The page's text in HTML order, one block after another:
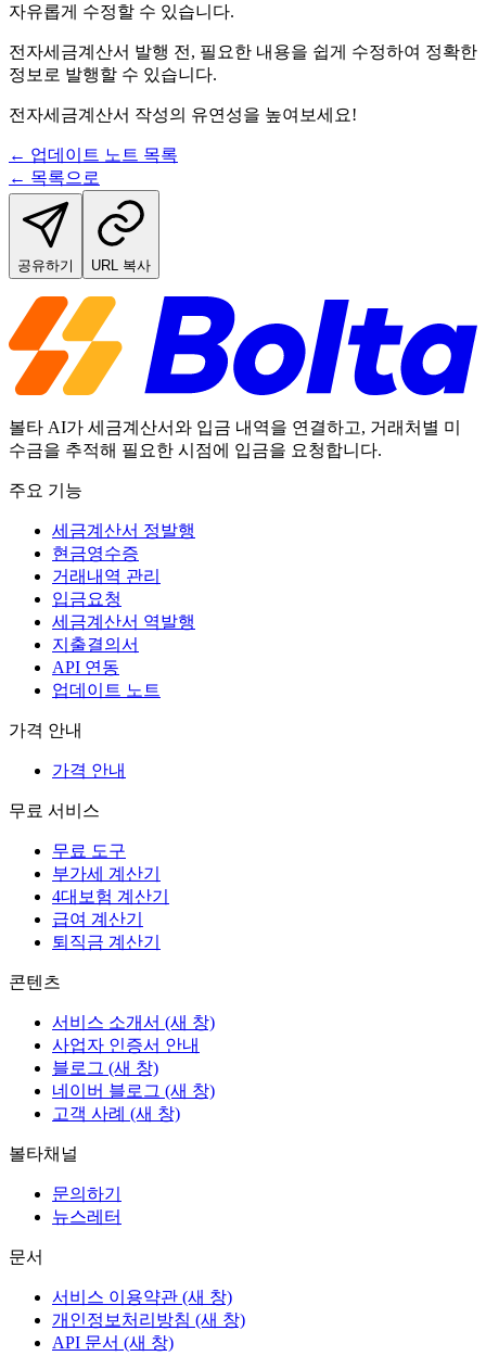
자유롭게 수정할 수 있습니다.
전자세금계산서 발행 전, 필요한 내용을 쉽게 수정하여 정확한
정보로 발행할 수 있습니다.
전자세금계산서 작성의 유연성을 높여보세요!
← 업데이트 노트 목록
← 목록으로
공유하기 URL 복사
볼타 AI가 세금계산서와 입금 내역을 연결하고, 거래처별 미
수금을 추적해 필요한 시점에 입금을 요청합니다.
주요 기능
세금계산서 정발행
현금영수증
거래내역 관리
입금요청
세금계산서 역발행
지출결의서
API 연동
업데이트 노트
가격 안내
가격 안내
무료 서비스
무료 도구
부가세 계산기
4대보험 계산기
급여 계산기
퇴직금 계산기
콘텐츠
서비스 소개서 (새 창)
사업자 인증서 안내
블로그 (새 창)
네이버 블로그 (새 창)
고객 사례 (새 창)
볼타채널
문의하기
뉴스레터
문서
서비스 이용약관 (새 창)
개인정보처리방침 (새 창)
API 문서 (새 창)